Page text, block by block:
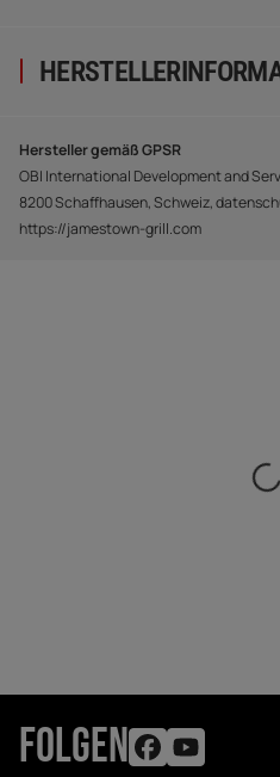
Hersteller gemäß GPSR
OBI International Development and
8200 Schaffhausen, Schweiz,
https://jamestown-grill.com
FOLGEN